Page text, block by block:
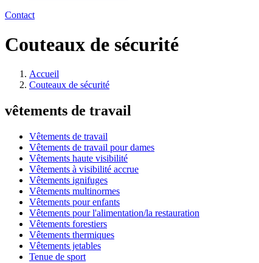
Contact
Couteaux de sécurité
Accueil
Couteaux de sécurité
vêtements de travail
Vêtements de travail
Vêtements de travail pour dames
Vêtements haute visibilité
Vêtements à visibilité accrue
Vêtements ignifuges
Vêtements multinormes
Vêtements pour enfants
Vêtements pour l'alimentation/la restauration
Vêtements forestiers
Vêtements thermiques
Vêtements jetables
Tenue de sport